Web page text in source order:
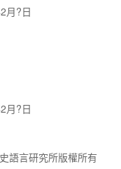
月?日
月?日
語言研究所版權所有